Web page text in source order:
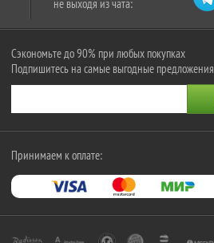
не выходя из чата:
Сэкономьте до 90% при любых покупках
Подпишитесь на самые выгодные предложения
Принимаем к оплате: